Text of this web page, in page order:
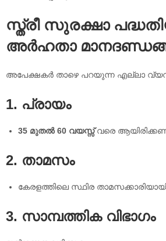
സ്ത്രീ സുരക്ഷാ
അർഹതാ
അപേക്ഷകർ താഴെ പറയുന്ന എല്ലാ
1. പ്രായം
35 മുതൽ 60 വയസ്സ്വരെ
2. താമസം
കേരളത്തിലെ സ്ഥിര
3. സാമ്പത്തിക വിഭാഗം